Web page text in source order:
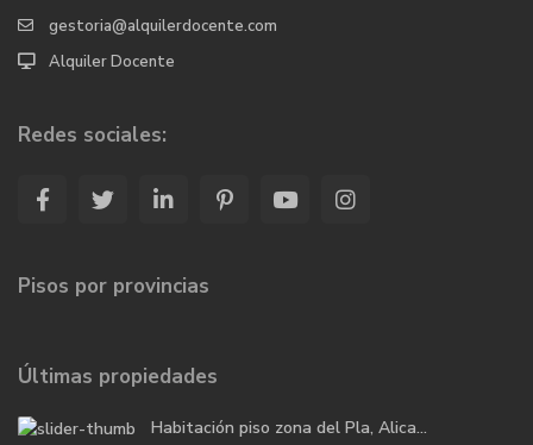
gestoria@alquilerdocente.com
Alquiler Docente
Redes sociales:
Pisos por provincias
Últimas propiedades
Habitación piso zona del Pla, Alica...